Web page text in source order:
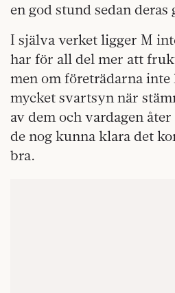
en god stund sedan deras
I själva verket ligger M
har för all del mer att
men om företrädarna
mycket svartsyn när
av dem och vardagen
de nog kunna klara det
bra.